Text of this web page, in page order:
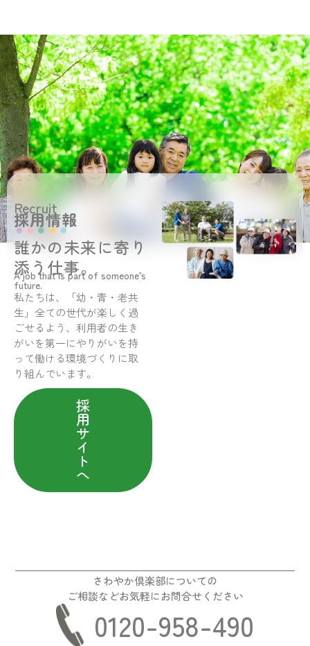
Recruit
採用情報
誰かの未来に寄り
添う仕事。
A job that is part of someone’s
future.
私たちは、「幼・青・老共
生」全ての世代が楽しく過
ごせるよう、利用者の生き
がいを第一にやりがいを持
って働ける環境づくりに取
り組んでいます。
採
用
サ
イ
ト
へ
さわやか倶楽部についての
ご相談などお気軽にお問合せください
0120-958-490